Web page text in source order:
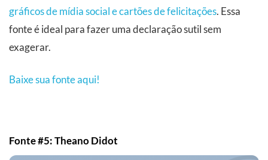
gráficos de mídia social e cartões de felicitações. Essa
fonte é ideal para fazer uma declaração sutil sem
exagerar.
Baixe sua fonte aqui!
Fonte #5: Theano Didot